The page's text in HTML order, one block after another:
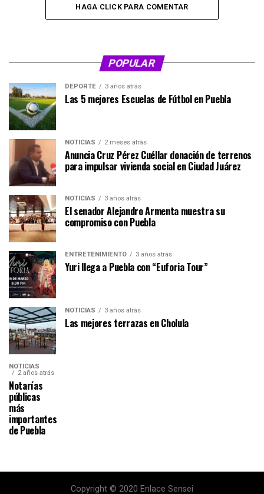
HAGA CLICK PARA COMENTAR
POPULAR
DEPORTE 3 años atrás
Las 5 mejores Escuelas de Fútbol en Puebla
NOTICIAS 2 meses atrás
Anuncia Cruz Pérez Cuéllar donación de terrenos
para impulsar vivienda social en Ciudad Juárez
NOTICIAS 3 años atrás
El senador Alejandro Armenta muestra su
compromiso con Puebla
ENTRETENIMIENTO 3 años atrás
Yuri llega a Puebla con “Euforia Tour”
NOTICIAS 3 años atrás
Las mejores terrazas en Cholula
NOTICIAS
2 años atrás
Notarías
públicas
más
importantes
de Puebla
Copyright © 2020 Enlace Sensei